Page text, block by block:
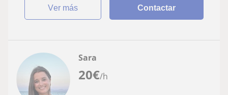
ver más Contactar
20€/h
Sara